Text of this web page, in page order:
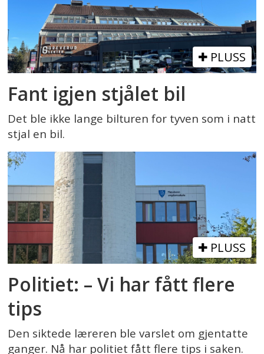
PLUSS
Fant igjen stjålet bil
Det ble ikke lange bilturen for tyven som i natt
stjal en bil.
PLUSS
Politiet: – Vi har fått flere
tips
Den siktede læreren ble varslet om gjentatte
ganger. Nå har politiet fått flere tips i saken.